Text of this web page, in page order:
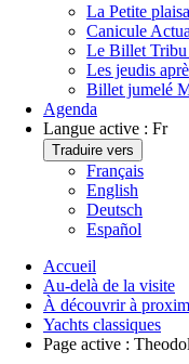
La Petite
Canicule
Le Billet Tribu
Les jeudis
Billet jumelé
Agenda
Langue active : Fr
Traduire vers
Français
English
Deutsch
Español
Accueil
Au-delà de la visite
À découvrir à
Yachts classiques
Page active :